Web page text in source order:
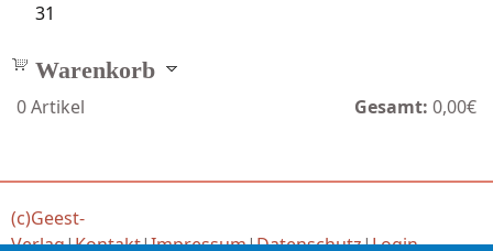
31
Warenkorb
0Artikel Gesamt: 0,00€
(c)Geest-
Verlag|Kontakt|Impressum|Datenschutz|Login